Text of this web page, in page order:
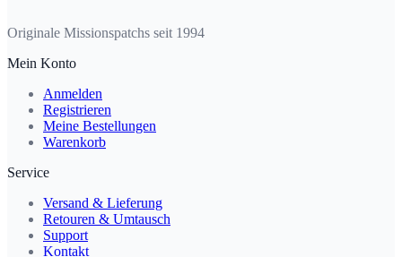
Originale Missionspatchs seit 1994
Mein Konto
Anmelden
Registrieren
Meine Bestellungen
Warenkorb
Service
Versand & Lieferung
Retouren & Umtausch
Support
Kontakt